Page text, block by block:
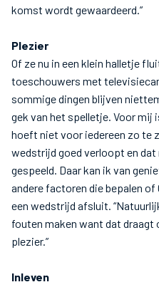
komst wordt gewaardeerd.”
Plezier
Of ze nu in een klein halletje
toeschouwers met
sommige dingen blijven
gek van het spelletje. Voor mij
hoeft niet voor iedereen zo te
wedstrijd goed verloopt en
gespeeld. Daar kan ik van
andere factoren die bepalen
een wedstrijd afsluit.
fouten maken want dat draagt
plezier.”
Inleven